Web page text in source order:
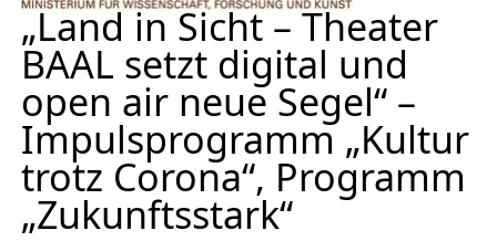
„Land in Sicht – Theater
BAAL setzt digital und
open air neue Segel“ –
Impulsprogramm „Kultur
trotz Corona“, Programm
„Zukunftsstark“